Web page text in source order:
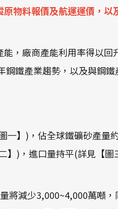
物料報價及航運運價，以
，廠商產能利用率得以回
鐵產業趨勢，以及與鋼
】)，佔全球鐵礦砂產量
】)，進口量持平(詳見【圖
將減少3,000~4,000萬噸